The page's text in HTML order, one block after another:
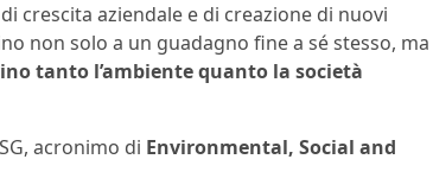
crescita aziendale e di creazione di nuovi
non solo a un guadagno fine a sé stesso, ma
tanto l’ambiente quanto la società
acronimo di Environmental, Social and